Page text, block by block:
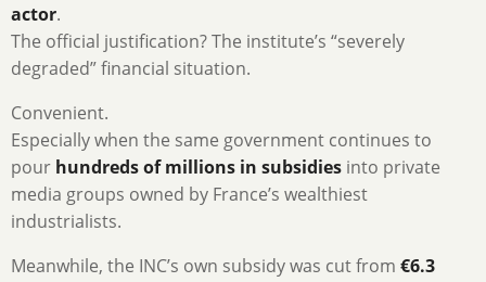
actor.
The official justification? The institute’s “severely
degraded” financial situation.
Convenient.
Especially when the same government continues to
pour hundreds of millions in subsidies into private
media groups owned by France’s wealthiest
industrialists.
Meanwhile, the INC’s own subsidy was cut from €6.3